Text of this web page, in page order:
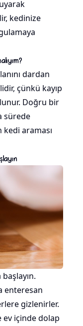
kedinize
dardan
çünkü kayıp
Doğru bir
sürede
araması
enteresan
gizlenirler.
ev içinde dolap